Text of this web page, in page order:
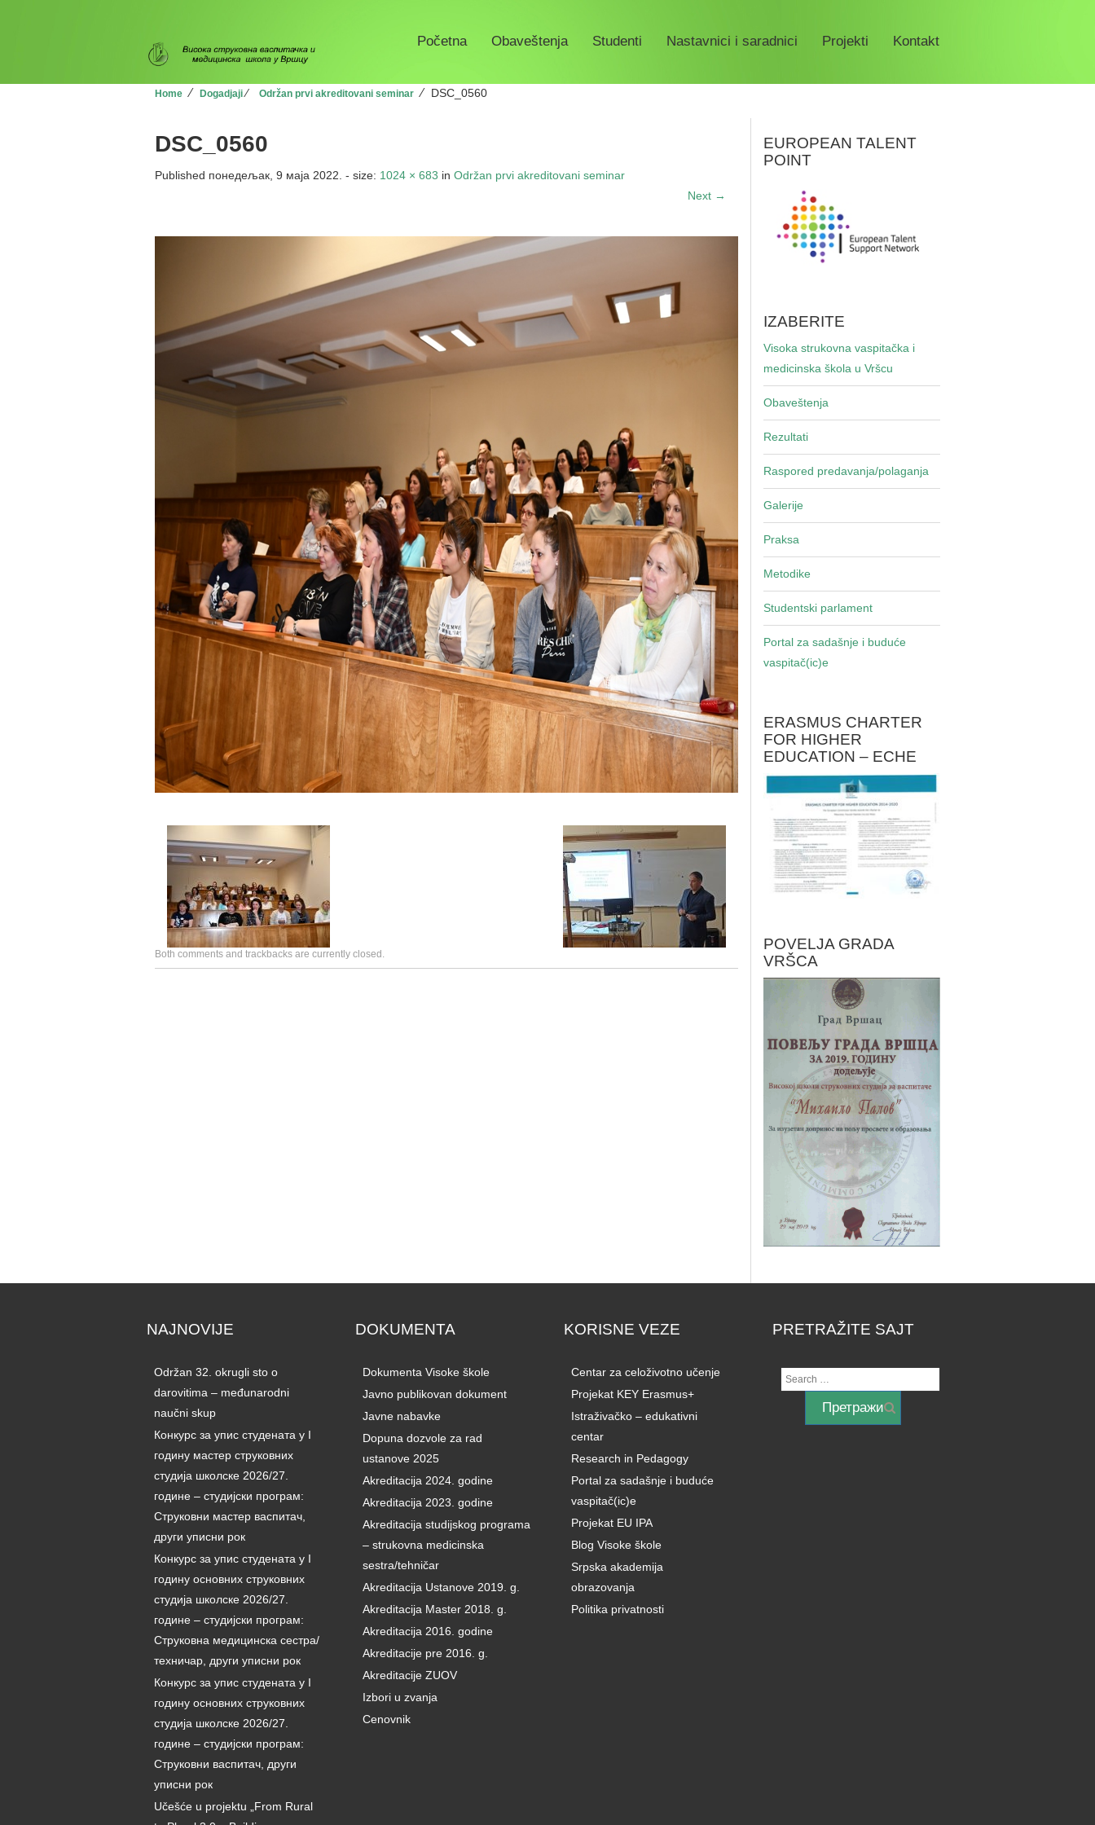
Početna Obaveštenja Studenti Nastavnici i saradnici Projekti Kontakt
Home ⁄ Dogadjaji⁄ Održan prvi akreditovani seminar ⁄ DSC_0560
DSC_0560
Published понедељак, 9 маја 2022. - size: 1024 × 683 in Održan prvi akreditovani seminar
Next →
Both comments and trackbacks are currently closed.
EUROPEAN TALENT
POINT
IZABERITE
Visoka strukovna vaspitačka i
medicinska škola u Vršcu
Obaveštenja
Rezultati
Raspored predavanja/polaganja
Galerije
Praksa
Metodike
Studentski parlament
Portal za sadašnje i buduće
vaspitač(ic)e
ERASMUS CHARTER
FOR HIGHER
EDUCATION – ECHE
POVELJA GRADA
VRŠCA
NAJNOVIJE
Održan 32. okrugli sto o
darovitima – međunarodni
naučni skup
Конкурс за упис студената у I
годину мастер струковних
студија школске 2026/27.
године – студијски програм:
Струковни мастер васпитач,
други уписни рок
Конкурс за упис студената у I
годину основних струковних
студија школске 2026/27.
године – студијски програм:
Струковна медицинска сестра/
техничар, други уписни рок
Конкурс за упис студената у I
годину основних струковних
студија школске 2026/27.
године – студијски програм:
Струковни васпитач, други
уписни рок
Učešće u projektu „From Rural
DOKUMENTA
Dokumenta Visoke škole
Javno publikovan dokument
Javne nabavke
Dopuna dozvole za rad
ustanove 2025
Akreditacija 2024. godine
Akreditacija 2023. godine
Akreditacija studijskog programa
– strukovna medicinska
sestra/tehničar
Akreditacija Ustanove 2019. g.
Akreditacija Master 2018. g.
Akreditacija 2016. godine
Akreditacije pre 2016. g.
Akreditacije ZUOV
Izbori u zvanja
Cenovnik
KORISNE VEZE
Centar za celoživotno učenje
Projekat KEY Erasmus+
Istraživačko – edukativni
centar
Research in Pedagogy
Portal za sadašnje i buduće
vaspitač(ic)e
Projekat EU IPA
Blog Visoke škole
Srpska akademija
obrazovanja
Politika privatnosti
PRETRAŽITE SAJT